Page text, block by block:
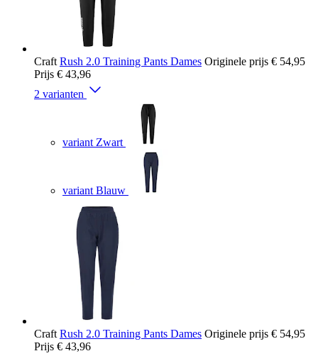
Craft Rush 2.0 Training Pants Dames Originele prijs € 54,95
Prijs € 43,96
2 varianten
variant Zwart
variant Blauw
Craft Rush 2.0 Training Pants Dames Originele prijs € 54,95
Prijs € 43,96